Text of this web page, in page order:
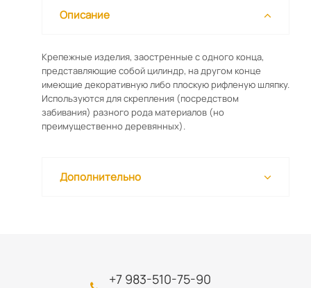
Описание
Крепежные изделия, заостренные с одного конца,
представляющие собой цилиндр, на другом конце
имеющие декоративную либо плоскую рифленую шляпку.
Используются для скрепления (посредством
забивания) разного рода материалов (но
преимущественно деревянных).
Дополнительно
+7 983-510-75-90